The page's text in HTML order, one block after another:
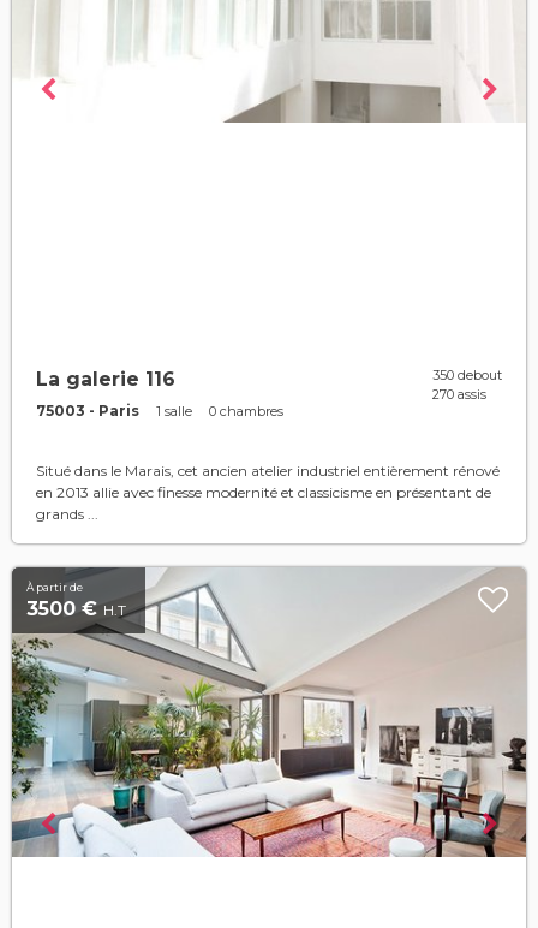
La galerie 116
75003 - Paris 1 salle 0 chambres
350 debout
270 assis
Situé dans le Marais, cet ancien atelier industriel entièrement rénové
en 2013 allie avec finesse modernité et classicisme en présentant de
grands ...
À partir de
3500 € H.T